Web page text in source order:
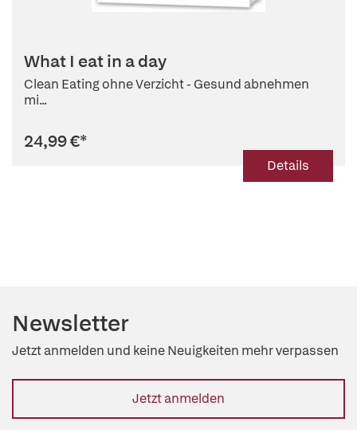
What I eat in a day
Clean Eating ohne Verzicht - Gesund abnehmen
mi...
24,99 €*
Details
Newsletter
Jetzt anmelden und keine Neuigkeiten mehr verpassen
Jetzt anmelden